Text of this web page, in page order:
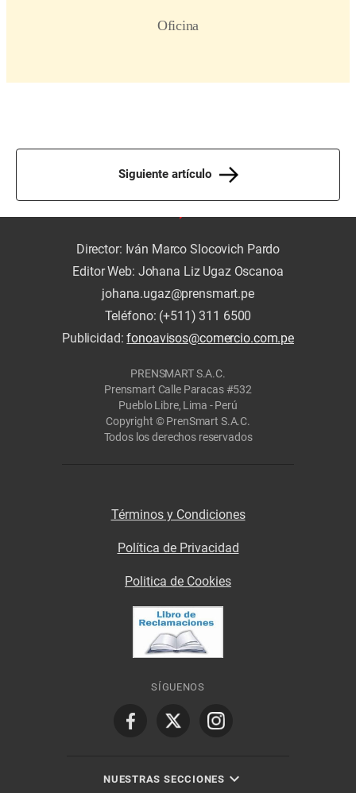
Siguiente artículo
Director: Iván Marco Slocovich Pardo
Editor Web: Johana Liz Ugaz Oscanoa
johana.ugaz@prensmart.pe
Teléfono: (+511) 311 6500
Publicidad:fonoavisos@comercio.com.pe
PRENSMART S.A.C.
Prensmart Calle Paracas #532
Pueblo Libre, Lima - Perú
Copyright © PrenSmart S.A.C.
Todos los derechos reservados
Términos y Condiciones
Política de Privacidad
Politica de Cookies
SÍGUENOS
NUESTRAS SECCIONES